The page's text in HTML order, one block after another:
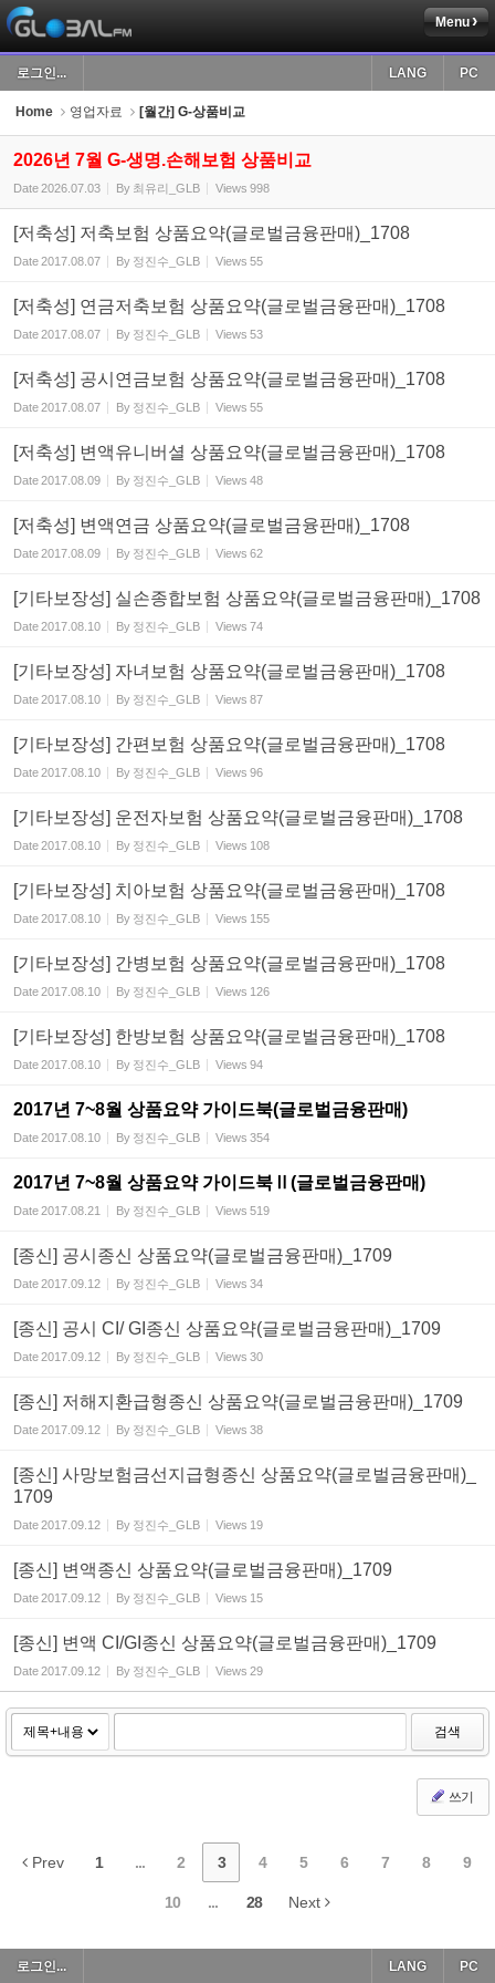
Menu
로그인... PC
LANG
Home 영업자료 [월간] G-상품비교
2026년 7월 G-생명.손해보험 상품비교
Date2026.07.03 By 최유리_GLB Views 998
[저축성] 저축보험 상품요약(글로벌금융판매)_1708
Date2017.08.07 By 정진수_GLB Views 55
[저축성] 연금저축보험 상품요약(글로벌금융판매)_1708
Date2017.08.07 By 정진수_GLB Views 53
[저축성] 공시연금보험 상품요약(글로벌금융판매)_1708
Date2017.08.07 By 정진수_GLB Views 55
[저축성] 변액유니버셜 상품요약(글로벌금융판매)_1708
Date2017.08.09 By 정진수_GLB Views 48
[저축성] 변액연금 상품요약(글로벌금융판매)_1708
Date2017.08.09 By 정진수_GLB Views 62
[기타보장성] 실손종합보험 상품요약(글로벌금융판매)_1708
Date2017.08.10 By 정진수_GLB Views 74
[기타보장성] 자녀보험 상품요약(글로벌금융판매)_1708
Date2017.08.10 By 정진수_GLB Views 87
[기타보장성] 간편보험 상품요약(글로벌금융판매)_1708
Date2017.08.10 By 정진수_GLB Views 96
[기타보장성] 운전자보험 상품요약(글로벌금융판매)_1708
Date2017.08.10 By 정진수_GLB Views 108
[기타보장성] 치아보험 상품요약(글로벌금융판매)_1708
Date2017.08.10 By 정진수_GLB Views 155
[기타보장성] 간병보험 상품요약(글로벌금융판매)_1708
Date2017.08.10 By 정진수_GLB Views 126
[기타보장성] 한방보험 상품요약(글로벌금융판매)_1708
Date2017.08.10 By 정진수_GLB Views 94
2017년 7~8월 상품요약 가이드북(글로벌금융판매)
Date2017.08.10 By 정진수_GLB Views 354
2017년 7~8월 상품요약 가이드북Ⅱ(글로벌금융판매)
Date2017.08.21 By 정진수_GLB Views 519
[종신] 공시종신 상품요약(글로벌금융판매)_1709
Date2017.09.12 By 정진수_GLB Views 34
[종신] 공시 CI/ GI종신 상품요약(글로벌금융판매)_1709
Date2017.09.12 By 정진수_GLB Views 30
[종신] 저해지환급형종신 상품요약(글로벌금융판매)_1709
Date2017.09.12 By 정진수_GLB Views 38
[종신] 사망보험금선지급형종신 상품요약(글로벌금융판매)_
1709
Date2017.09.12 By 정진수_GLB Views 19
[종신] 변액종신 상품요약(글로벌금융판매)_1709
Date2017.09.12 By 정진수_GLB Views 15
[종신] 변액 CI/GI종신 상품요약(글로벌금융판매)_1709
Date2017.09.12 By 정진수_GLB Views 29
검색
쓰기
Prev 1 ... 2 3 4 5 6 7 8 9
10 ... 28 Next
로그인... PC
LANG
Sketchbook5, 스케치북5
Sketchbook5, 스케치북5